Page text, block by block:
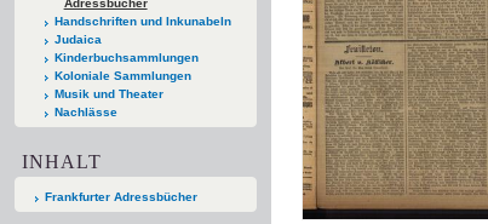
Adressbücher
Handschriften und Inkunabeln
Judaica
Kinderbuchsammlungen
Koloniale Sammlungen
Musik und Theater
Nachlässe
INHALT
Frankfurter Adressbücher